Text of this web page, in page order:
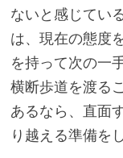
ないと感じてい
は、現在の態度
を持って次の一
横断歩道を渡る
あるなら、直面
り越える準備を